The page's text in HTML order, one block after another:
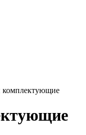
комплектующие